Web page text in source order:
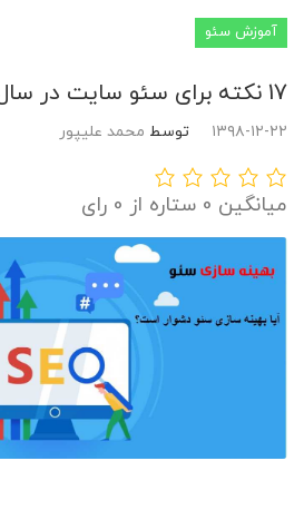
آموزش سئو
17 نکته برای سئو سایت در سال 2020
۱۳۹۸-۱۲-۲۲ توسط محمد علیپور
میانگین 0 ستاره از 0 رای